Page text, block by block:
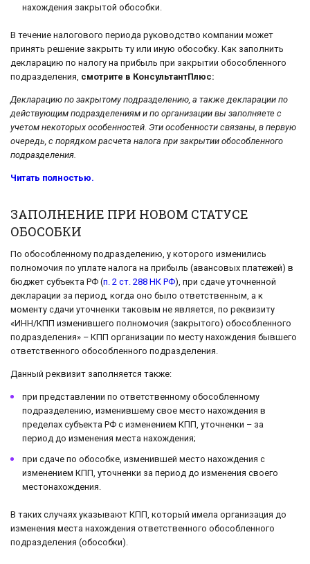
нахождения закрытой обособки.
В течение налогового периода руководство компании может
принять решение закрыть ту или иную обособку. Как заполнить
декларацию по налогу на прибыль при закрытии обособленного
подразделения, смотрите в КонсультантПлюс:
Декларацию по закрытому подразделению, а также декларации по
действующим подразделениям и по организации вы заполняете с
учетом некоторых особенностей. Эти особенности связаны, в первую
очередь, с порядком расчета налога при закрытии обособленного
подразделения.
Читать полностью.
ЗАПОЛНЕНИЕ ПРИ НОВОМ СТАТУСЕ
ОБОСОБКИ
По обособленному подразделению, у которого изменились
полномочия по уплате налога на прибыль (авансовых платежей) в
бюджет субъекта РФ (п. 2 ст. 288 НК РФ), при сдаче уточненной
декларации за период, когда оно было ответственным, а к
моменту сдачи уточненки таковым не является, по реквизиту
«ИНН/КПП изменившего полномочия (закрытого) обособленного
подразделения» – КПП организации по месту нахождения бывшего
ответственного обособленного подразделения.
Данный реквизит заполняется также:
при представлении по ответственному обособленному
подразделению, изменившему свое место нахождения в
пределах субъекта РФ с изменением КПП, уточненки – за
период до изменения места нахождения;
при сдаче по обособке, изменившей место нахождения с
изменением КПП, уточненки за период до изменения своего
местонахождения.
В таких случаях указывают КПП, который имела организация до
изменения места нахождения ответственного обособленного
подразделения (обособки).